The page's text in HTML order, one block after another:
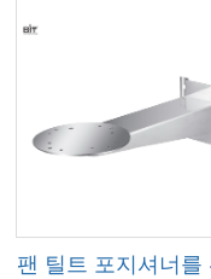
팬 틸트 포지셔너를